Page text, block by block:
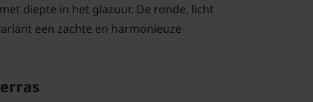
diepte in het glazuur. De ronde, licht
een zachte en harmonieuze